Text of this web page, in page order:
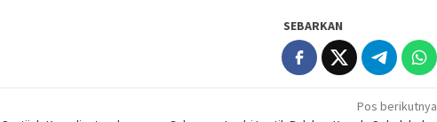
SEBARKAN
Pos berikutnya